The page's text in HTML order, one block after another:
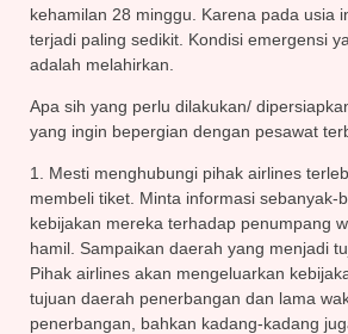
kehamilan 28 minggu. Karena pada usia
terjadi paling sedikit. Kondisi emergensi
adalah melahirkan.
Apa sih yang perlu dilakukan/
yang ingin bepergian dengan pesawat
1. Mesti menghubungi pihak airlines
membeli tiket. Minta informasi sebanyak-
kebijakan mereka terhadap penumpang
hamil. Sampaikan daerah yang menjadi
Pihak airlines akan mengeluarkan
tujuan daerah penerbangan dan lama
penerbangan, bahkan kadang-kadang